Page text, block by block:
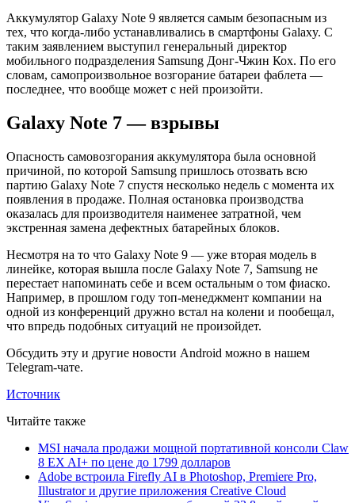
Аккумулятор Galaxy Note 9 является самым безопасным из
тех, что когда-либо устанавливались в смартфоны Galaxy. С
таким заявлением выступил генеральный директор
мобильного подразделения Samsung Донг-Чжин Кох. По его
словам, самопроизвольное возгорание батареи фаблета —
последнее, что вообще может с ней произойти.
Galaxy Note 7 — взрывы
Опасность самовозгорания аккумулятора была основной
причиной, по которой Samsung пришлось отозвать всю
партию Galaxy Note 7 спустя несколько недель с момента их
появления в продаже. Полная остановка производства
оказалась для производителя наименее затратной, чем
экстренная замена дефектных батарейных блоков.
Несмотря на то что Galaxy Note 9 — уже вторая модель в
линейке, которая вышла после Galaxy Note 7, Samsung не
перестает напоминать себе и всем остальным о том фиаско.
Например, в прошлом году топ-менеджмент компании на
одной из конференций дружно встал на колени и пообещал,
что впредь подобных ситуаций не произойдет.
Обсудить эту и другие новости Android можно в нашем
Telegram-чате.
Источник
Читайте также
MSI начала продажи мощной портативной консоли Claw
8 EX AI+ по цене до 1799 долларов
Adobe встроила Firefly AI в Photoshop, Premiere Pro,
Illustrator и другие приложения Creative Cloud